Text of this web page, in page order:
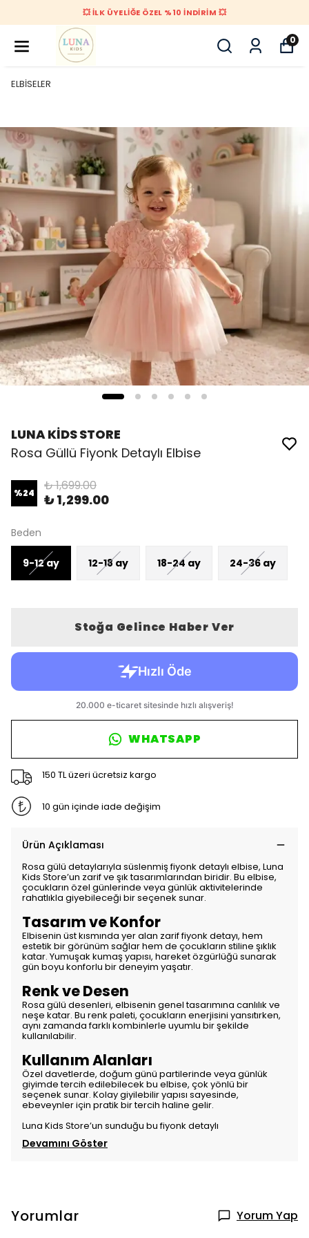
💥 İLK ÜYELİĞE ÖZEL %10 İNDİRİM 💥
0
ELBİSELER
LUNA KİDS STORE
Rosa Güllü Fiyonk Detaylı Elbise
%24 ₺ 1,699.00
₺ 1,299.00
Beden
9-12 ay 12-18 ay 18-24 ay 24-36 ay
Stoğa Gelince Haber Ver
WHATSAPP
150 TL üzeri ücretsiz kargo
10 gün içinde iade değişim
Ürün Açıklaması
Rosa gülü detaylarıyla süslenmiş fiyonk detaylı elbise, Luna
Kids Store’un zarif ve şık tasarımlarından biridir. Bu elbise,
çocukların özel günlerinde veya günlük aktivitelerinde
rahatlıkla giyebileceği bir seçenek sunar.
Tasarım ve Konfor
Elbisenin üst kısmında yer alan zarif fiyonk detayı, hem
estetik bir görünüm sağlar hem de çocukların stiline şıklık
katar. Yumuşak kumaş yapısı, hareket özgürlüğü sunarak
gün boyu konforlu bir deneyim yaşatır.
Renk ve Desen
Rosa gülü desenleri, elbisenin genel tasarımına canlılık ve
neşe katar. Bu renk paleti, çocukların enerjisini yansıtırken,
aynı zamanda farklı kombinlerle uyumlu bir şekilde
kullanılabilir.
Kullanım Alanları
Özel davetlerde, doğum günü partilerinde veya günlük
giyimde tercih edilebilecek bu elbise, çok yönlü bir
seçenek sunar. Kolay giyilebilir yapısı sayesinde,
ebeveynler için pratik bir tercih haline gelir.
Luna Kids Store’un sunduğu bu fiyonk detaylı
Devamını Göster
Yorumlar Yorum Yap